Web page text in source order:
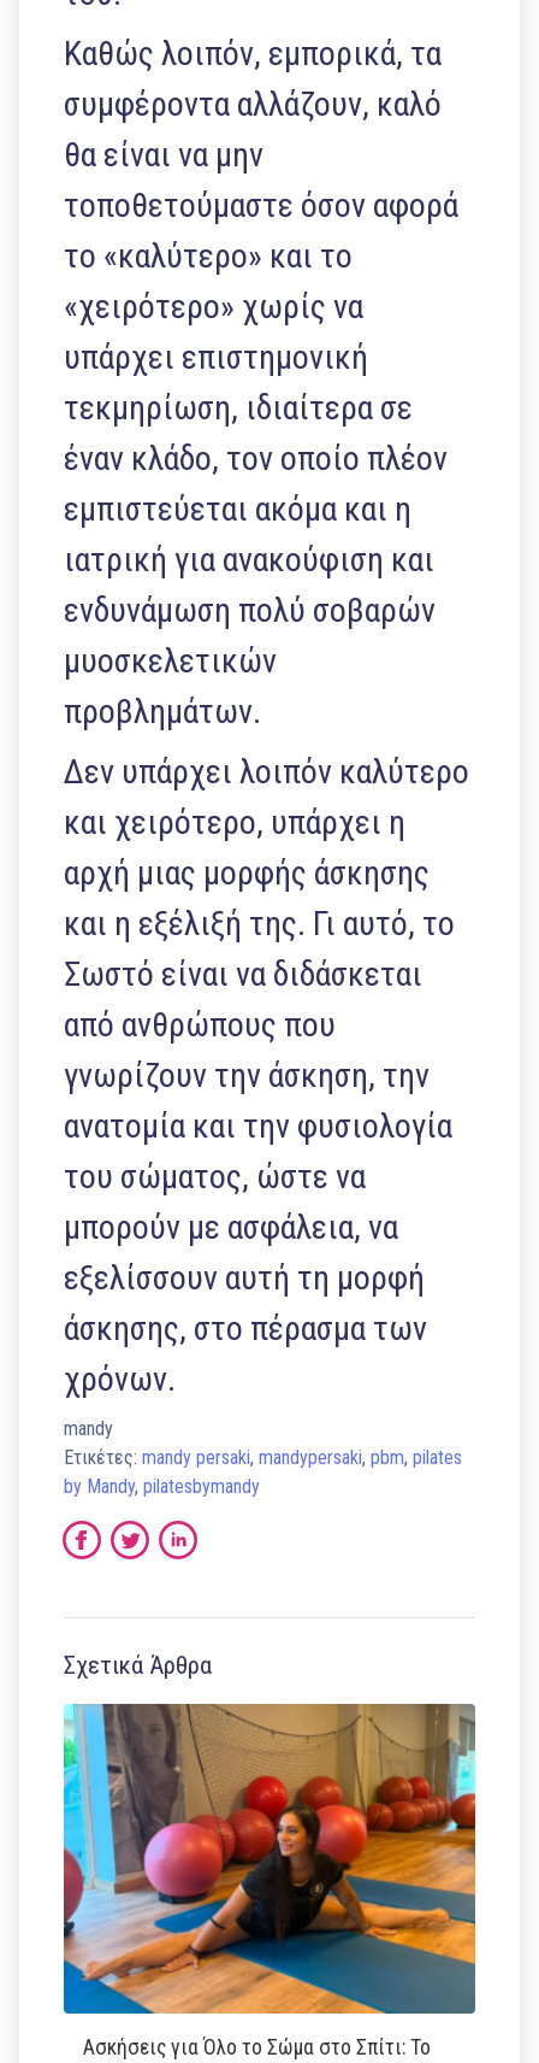
Καθώς λοιπόν, εμπορικά, τα
συμφέροντα αλλάζουν, καλό
θα είναι να μην
τοποθετούμαστε όσον αφορά
το «καλύτερο» και το
«χειρότερο» χωρίς να
υπάρχει επιστημονική
τεκμηρίωση, ιδιαίτερα σε
έναν κλάδο, τον οποίο πλέον
εμπιστεύεται ακόμα και η
ιατρική για ανακούφιση και
ενδυνάμωση πολύ σοβαρών
μυοσκελετικών
προβλημάτων.
Δεν υπάρχει λοιπόν καλύτερο
και χειρότερο, υπάρχει η
αρχή μιας μορφής άσκησης
και η εξέλιξή της. Γι αυτό, το
Σωστό είναι να διδάσκεται
από ανθρώπους που
γνωρίζουν την άσκηση, την
ανατομία και την φυσιολογία
του σώματος, ώστε να
μπορούν με ασφάλεια, να
εξελίσσουν αυτή τη μορφή
άσκησης, στο πέρασμα των
χρόνων.
mandy
Ετικέτες:mandy persaki,mandypersaki,pbm,pilates
by Mandy,pilatesbymandy
Σχετικά Άρθρα
Ασκήσεις για Όλο το Σώμα στο Σπίτι: Το